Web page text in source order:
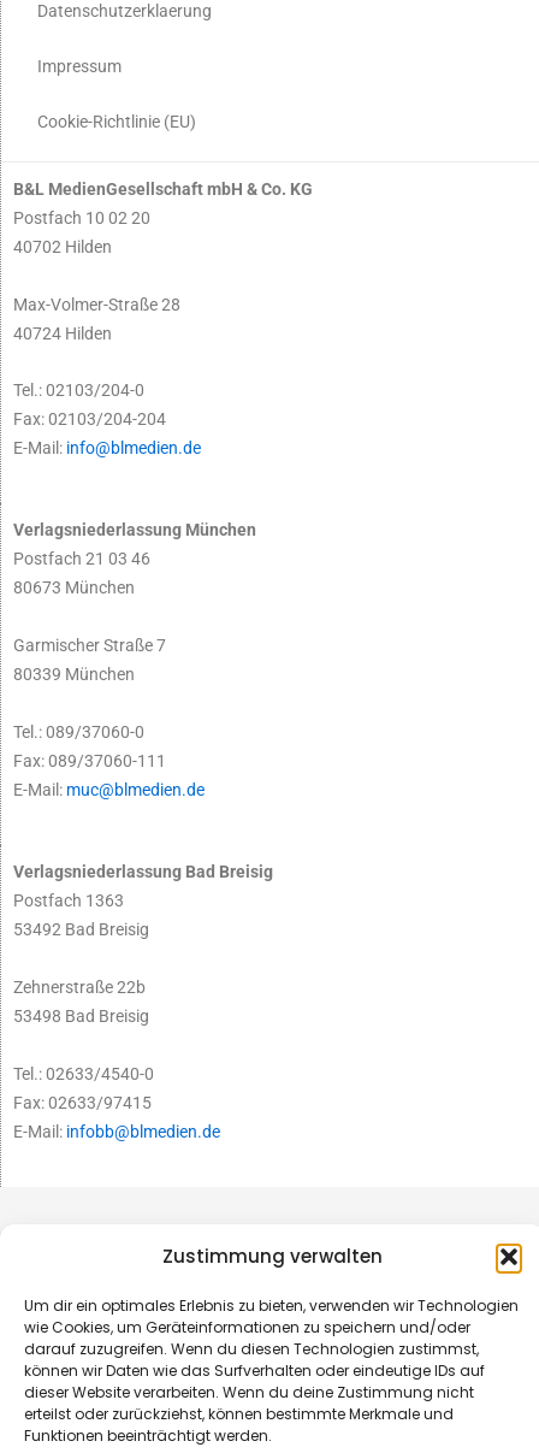
Zustimmung verwalten
Um dir ein optimales Erlebnis zu bieten, verwenden wir Technologien
wie Cookies, um Geräteinformationen zu speichern und/oder
darauf zuzugreifen. Wenn du diesen Technologien zustimmst,
können wir Daten wie das Surfverhalten oder eindeutige IDs auf
dieser Website verarbeiten. Wenn du deine Zustimmung nicht
erteilst oder zurückziehst, können bestimmte Merkmale und
Funktionen beeinträchtigt werden.
Datenschutzerklaerung
Impressum
Cookie-Richtlinie (EU)
B&L MedienGesellschaft mbH & Co. KG
Postfach 10 02 20
40702 Hilden
Max-Volmer-Straße 28
40724 Hilden
Tel.: 02103/204-0
Fax: 02103/204-204
E-Mail: info@blmedien.de
Verlagsniederlassung München
Postfach 21 03 46
80673 München
Garmischer Straße 7
80339 München
Tel.: 089/37060-0
Fax: 089/37060-111
E-Mail: muc@blmedien.de
Verlagsniederlassung Bad Breisig
Postfach 1363
53492 Bad Breisig
Zehnerstraße 22b
53498 Bad Breisig
Tel.: 02633/4540-0
Fax: 02633/97415
E-Mail: infobb@blmedien.de